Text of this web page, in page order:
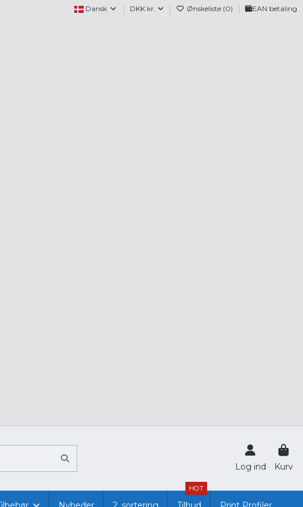
Dansk DKK kr. Ønskeliste (0) EAN betaling
Log ind Kurv
HOT